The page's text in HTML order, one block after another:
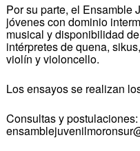
Por su parte, el Ensamble
jóvenes con dominio
musical y disponibilidad
intérpretes de quena,
violín y violoncello.
Los ensayos se realizan
Consultas y postulaciones: